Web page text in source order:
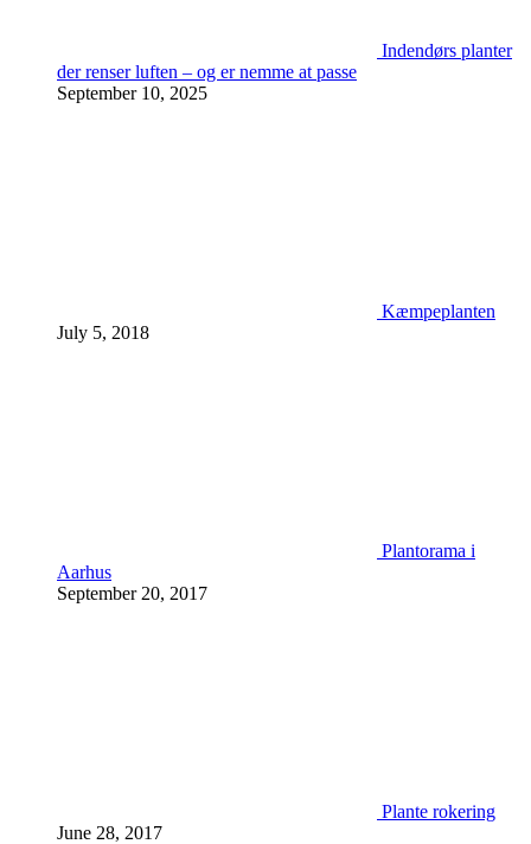
Indendørs planter
der renser luften – og er nemme at passe
September 10, 2025
Kæmpeplanten
July 5, 2018
Plantorama i
Aarhus
September 20, 2017
Plante rokering
June 28, 2017